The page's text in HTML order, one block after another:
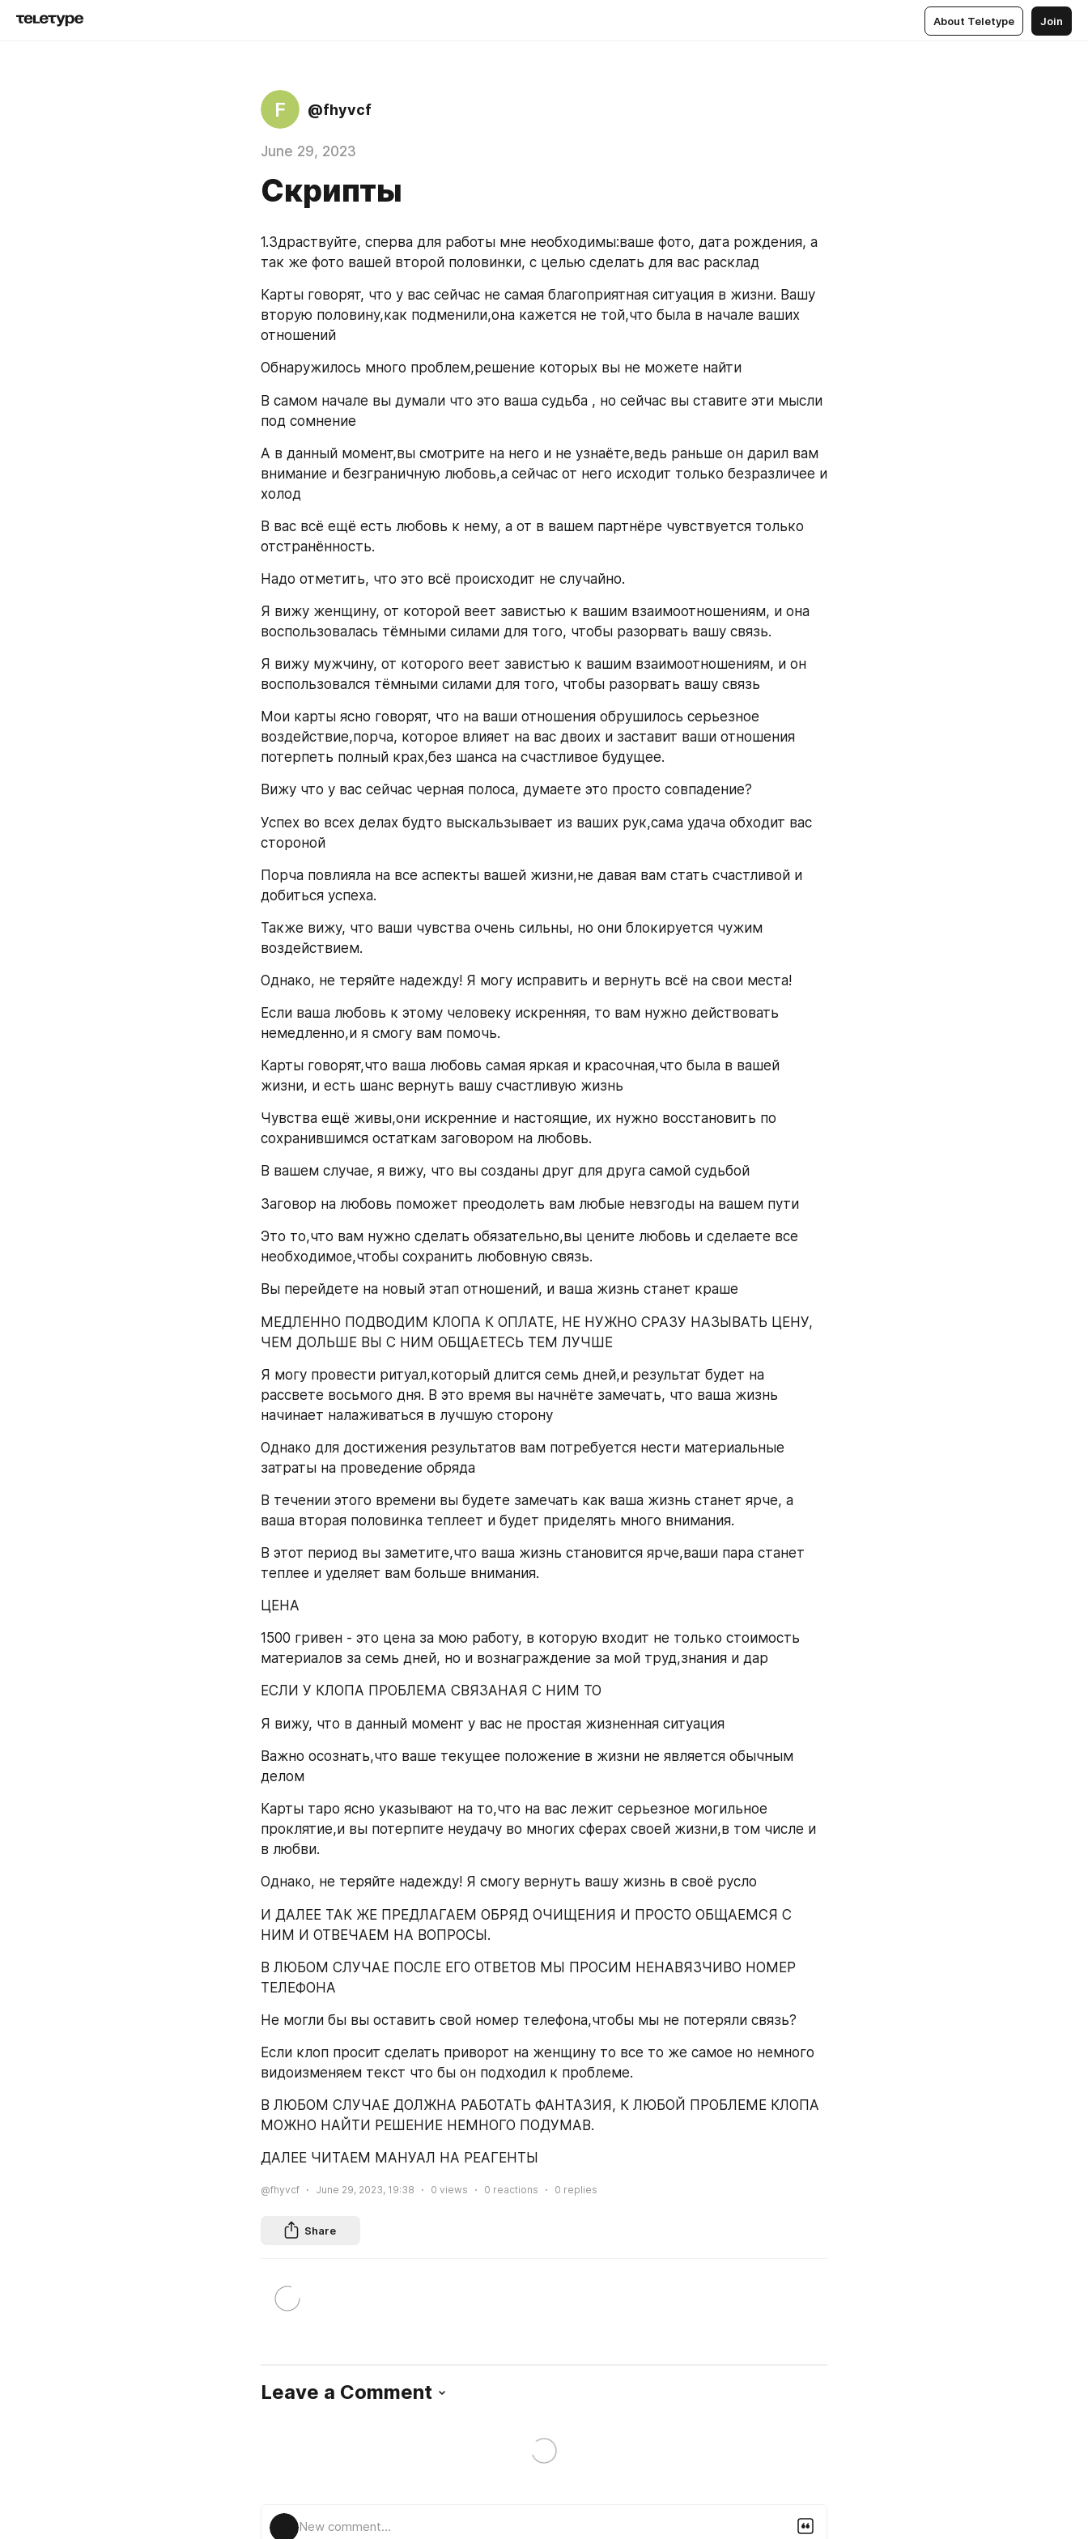
About Teletype Join
F @fhyvcf
June 29, 2023
Скрипты
1.Здраствуйте, сперва для работы мне необходимы:ваше фото, дата рождения, а
так же фото вашей второй половинки, с целью сделать для вас расклад
Карты говорят, что у вас сейчас не самая благоприятная ситуация в жизни. Вашу
вторую половину,как подменили,она кажется не той,что была в начале ваших
отношений
Обнаружилось много проблем,решение которых вы не можете найти
В самом начале вы думали что это ваша судьба , но сейчас вы ставите эти мысли
под сомнение
А в данный момент,вы смотрите на него и не узнаёте,ведь раньше он дарил вам
внимание и безграничную любовь,а сейчас от него исходит только безразличее и
холод
В вас всё ещё есть любовь к нему, а от в вашем партнёре чувствуется только
отстранённость.
Надо отметить, что это всё происходит не случайно.
Я вижу женщину, от которой веет завистью к вашим взаимоотношениям, и она
воспользовалась тёмными силами для того, чтобы разорвать вашу связь.
Я вижу мужчину, от которого веет завистью к вашим взаимоотношениям, и он
воспользовался тёмными силами для того, чтобы разорвать вашу связь
Мои карты ясно говорят, что на ваши отношения обрушилось серьезное
воздействие,порча, которое влияет на вас двоих и заставит ваши отношения
потерпеть полный крах,без шанса на счастливое будущее.
Вижу что у вас сейчас черная полоса, думаете это просто совпадение?
Успех во всех делах будто выскальзывает из ваших рук,сама удача обходит вас
стороной
Порча повлияла на все аспекты вашей жизни,не давая вам стать счастливой и
добиться успеха.
Также вижу, что ваши чувства очень сильны, но они блокируется чужим
воздействием.
Однако, не теряйте надежду! Я могу исправить и вернуть всё на свои места!
Если ваша любовь к этому человеку искренняя, то вам нужно действовать
немедленно,и я смогу вам помочь.
Карты говорят,что ваша любовь самая яркая и красочная,что была в вашей
жизни, и есть шанс вернуть вашу счастливую жизнь
Чувства ещё живы,они искренние и настоящие, их нужно восстановить по
сохранившимся остаткам заговором на любовь.
В вашем случае, я вижу, что вы созданы друг для друга самой судьбой
Заговор на любовь поможет преодолеть вам любые невзгоды на вашем пути
Это то,что вам нужно сделать обязательно,вы цените любовь и сделаете все
необходимое,чтобы сохранить любовную связь.
Вы перейдете на новый этап отношений, и ваша жизнь станет краше
МЕДЛЕННО ПОДВОДИМ КЛОПА К ОПЛАТЕ, НЕ НУЖНО СРАЗУ НАЗЫВАТЬ ЦЕНУ,
ЧЕМ ДОЛЬШЕ ВЫ С НИМ ОБЩАЕТЕСЬ ТЕМ ЛУЧШЕ
Я могу провести ритуал,который длится семь дней,и результат будет на
рассвете восьмого дня. В это время вы начнёте замечать, что ваша жизнь
начинает налаживаться в лучшую сторону
Однако для достижения результатов вам потребуется нести материальные
затраты на проведение обряда
В течении этого времени вы будете замечать как ваша жизнь станет ярче, а
ваша вторая половинка теплеет и будет приделять много внимания.
В этот период вы заметите,что ваша жизнь становится ярче,ваши пара станет
теплее и уделяет вам больше внимания.
ЦЕНА
1500 гривен - это цена за мою работу, в которую входит не только стоимость
материалов за семь дней, но и вознаграждение за мой труд,знания и дар
ЕСЛИ У КЛОПА ПРОБЛЕМА СВЯЗАНАЯ С НИМ ТО
Я вижу, что в данный момент у вас не простая жизненная ситуация
Важно осознать,что ваше текущее положение в жизни не является обычным
делом
Карты таро ясно указывают на то,что на вас лежит серьезное могильное
проклятие,и вы потерпите неудачу во многих сферах своей жизни,в том числе и
в любви.
Однако, не теряйте надежду! Я смогу вернуть вашу жизнь в своё русло
И ДАЛЕЕ ТАК ЖЕ ПРЕДЛАГАЕМ ОБРЯД ОЧИЩЕНИЯ И ПРОСТО ОБЩАЕМСЯ С
НИМ И ОТВЕЧАЕМ НА ВОПРОСЫ.
В ЛЮБОМ СЛУЧАЕ ПОСЛЕ ЕГО ОТВЕТОВ МЫ ПРОСИМ НЕНАВЯЗЧИВО НОМЕР
ТЕЛЕФОНА
Не могли бы вы оставить свой номер телефона,чтобы мы не потеряли связь?
Если клоп просит сделать приворот на женщину то все то же самое но немного
видоизменяем текст что бы он подходил к проблеме.
В ЛЮБОМ СЛУЧАЕ ДОЛЖНА РАБОТАТЬ ФАНТАЗИЯ, К ЛЮБОЙ ПРОБЛЕМЕ КЛОПА
МОЖНО НАЙТИ РЕШЕНИЕ НЕМНОГО ПОДУМАВ.
ДАЛЕЕ ЧИТАЕМ МАНУАЛ НА РЕАГЕНТЫ
@fhyvcf June 29, 2023, 19:38 0 views 0 reactions 0 replies
Share
Leave a Comment